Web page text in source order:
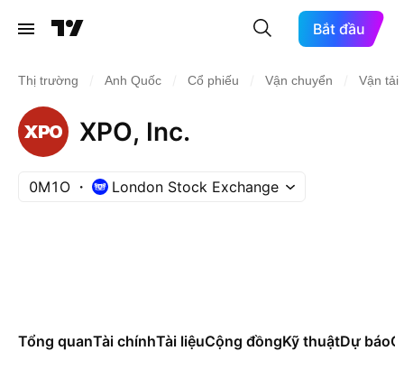
Bắt đầu
Thị trường Anh Quốc Cổ phiếu Vận chuyển Vận tải
XPO, Inc.
0M1O London Stock Exchange
Tổng quanTài chínhTài liệuCộng đồngKỹ thuậtDự báo